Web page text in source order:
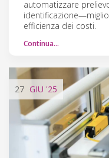
automatizzare
efficienza dei costi.
Continua…
27 GIU '25